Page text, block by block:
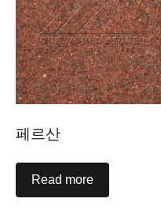
페르산
Read more